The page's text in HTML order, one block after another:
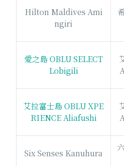
Hilton Maldives Ami
ngiri
愛之島 OBLU SELECT
Lobigili
艾拉富士島 OBLU XPE
RIENCE Aliafushi
Six Senses Kanuhura